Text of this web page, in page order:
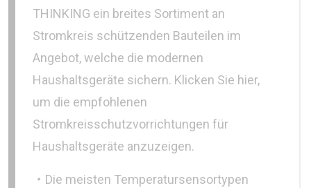
THINKING ein breites Sortiment an
Stromkreis schützenden Bauteilen im
Angebot, welche die modernen
Haushaltsgeräte sichern. Klicken Sie hier,
um die empfohlenen
Stromkreisschutzvorrichtungen für
Haushaltsgeräte anzuzeigen.
‧Die meisten Temperatursensortypen